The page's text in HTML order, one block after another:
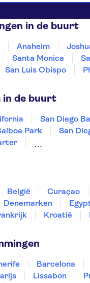
in de buurt
Anaheim
Santa Monica
San Luis Obispo
de buurt
San Diego
Park
San
of Natural History
en Museum
One
België Curaçao
Denemarken
Kroatië
Portugal
Tunesië
Barcelona
Lissabon